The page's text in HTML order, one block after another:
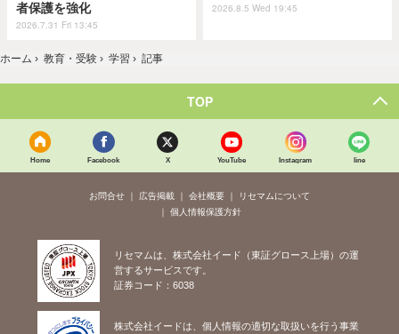
者保護を強化
2026.7.31 Fri 13:45
2026.8.5 Wed 19:45
ホーム › 教育・受験 › 学習 › 記事
TOP
Home Facebook X YouTube Instagram line
お問合せ 広告掲載 会社概要
リセマムについて
個人情報保護方針
リセマムは、株式会社イード（東証グロース上場）の運
営するサービスです。
証券コード：6038
株式会社イードは、個人情報の適切な取扱いを行う事業